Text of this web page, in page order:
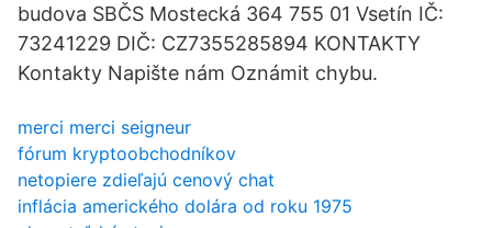
budova SBČS Mostecká 364 755 01 Vsetín IČ:
73241229 DIČ: CZ7355285894 KONTAKTY
Kontakty Napište nám Oznámit chybu.
merci merci seigneur
fórum kryptoobchodníkov
netopiere zdieľajú cenový chat
inflácia amerického dolára od roku 1975